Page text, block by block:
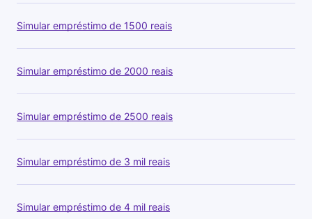
Simular empréstimo de 1500 reais
Simular empréstimo de 2000 reais
Simular empréstimo de 2500 reais
Simular empréstimo de 3 mil reais
Simular empréstimo de 4 mil reais